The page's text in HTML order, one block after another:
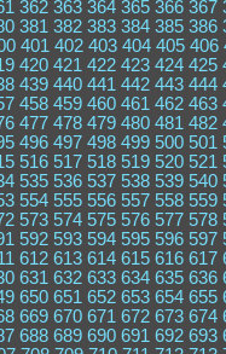
362 363 364 365 366 367
381 382 383 384 385 386
401 402 403 404 405 406
420 421 422 423 424 425
439 440 441 442 443 444
458 459 460 461 462 463
477 478 479 480 481 482
496 497 498 499 500 501
516 517 518 519 520 521
535 536 537 538 539 540
554 555 556 557 558 559
573 574 575 576 577 578
592 593 594 595 596 597
612 613 614 615 616 617
631 632 633 634 635 636
650 651 652 653 654 655
669 670 671 672 673 674
688 689 690 691 692 693